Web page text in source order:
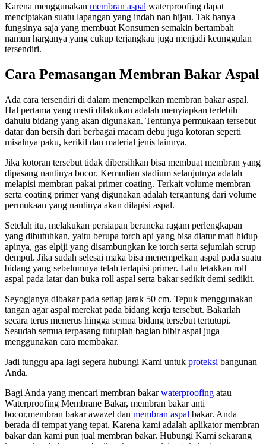
Karena menggunakan membran aspal waterproofing dapat
menciptakan suatu lapangan yang indah nan hijau. Tak hanya
fungsinya saja yang membuat Konsumen semakin bertambah
namun harganya yang cukup terjangkau juga menjadi keunggulan
tersendiri.
Cara Pemasangan Membran Bakar Aspal
Ada cara tersendiri di dalam menempelkan membran bakar aspal.
Hal pertama yang mesti dilakukan adalah menyiapkan terlebih
dahulu bidang yang akan digunakan. Tentunya permukaan tersebut
datar dan bersih dari berbagai macam debu juga kotoran seperti
misalnya paku, kerikil dan material jenis lainnya.
Jika kotoran tersebut tidak dibersihkan bisa membuat membran yang
dipasang nantinya bocor. Kemudian stadium selanjutnya adalah
melapisi membran pakai primer coating. Terkait volume membran
serta coating primer yang digunakan adalah tergantung dari volume
permukaan yang nantinya akan dilapisi aspal.
Setelah itu, melakukan persiapan beraneka ragam perlengkapan
yang dibutuhkan, yaitu berupa torch api yang bisa diatur mati hidup
apinya, gas elpiji yang disambungkan ke torch serta sejumlah scrup
dempul. Jika sudah selesai maka bisa menempelkan aspal pada suatu
bidang yang sebelumnya telah terlapisi primer. Lalu letakkan roll
aspal pada latar dan buka roll aspal serta bakar sedikit demi sedikit.
Seyogjanya dibakar pada setiap jarak 50 cm. Tepuk menggunakan
tangan agar aspal merekat pada bidang kerja tersebut. Bakarlah
secara terus menerus hingga semua bidang tersebut tertutupi.
Sesudah semua terpasang tutuplah bagian bibir aspal juga
menggunakan cara membakar.
Jadi tunggu apa lagi segera hubungi Kami untuk proteksi bangunan
Anda.
Bagi Anda yang mencari membran bakarwaterproofing atau
Waterproofing Membrane Bakar, membran bakar anti
bocor,membran bakar awazel dan membran aspal bakar. Anda
berada di tempat yang tepat. Karena kami adalah aplikator membran
bakar dan kami pun jual membran bakar. Hubungi Kami sekarang